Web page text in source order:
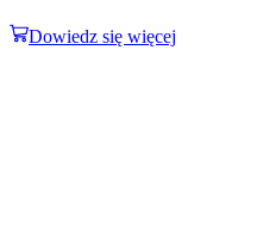
Dowiedz się więcej